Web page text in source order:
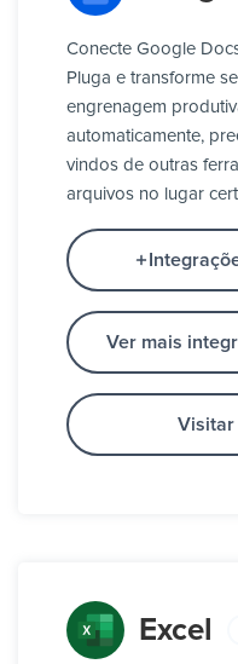
Conecte Google
Pluga e transforme
engrenagem
automaticamente,
vindos de outras
arquivos no lugar
Ver mais
Visitar
Excel